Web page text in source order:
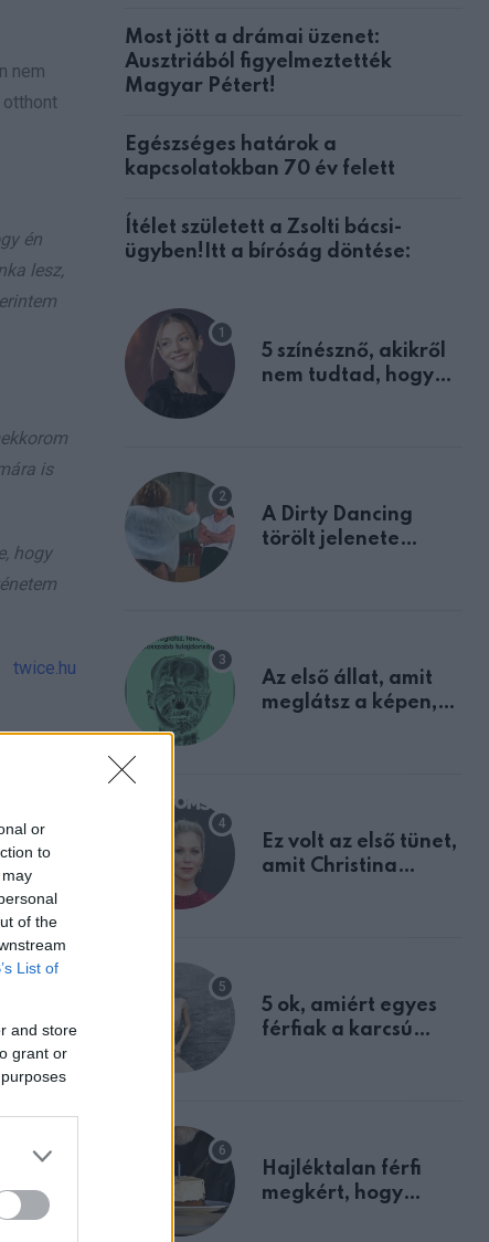
or
to
of the
List of
and store
grant or
nem
én
lesz,
is
hogy
twice.hu
a
a
Most jött a drámai üzenet:
Ausztriából figyelmeztették
Magyar Pétert!
Egészséges határok a
kapcsolatokban 70 év felett
Ítélet született a Zsolti bácsi-
ügyben!Itt a bíróság döntése:
5 színésznő, akikről
nem tudtad, hogy
A Dirty Dancing
törölt jelenete
Az első állat, amit
meglátsz a képen,
Ez volt az első tünet,
amit Christina
5 ok, amiért egyes
férfiak a karcsú
Hajléktalan férfi
megkért, hogy